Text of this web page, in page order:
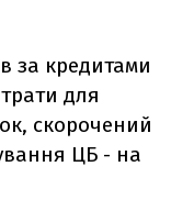
за кредитами
для
скорочений
ЦБ - на